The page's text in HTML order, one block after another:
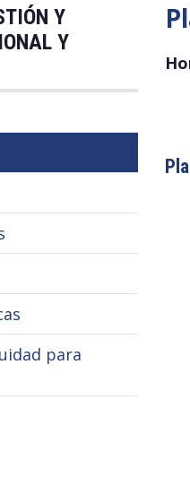
Y
Y
para